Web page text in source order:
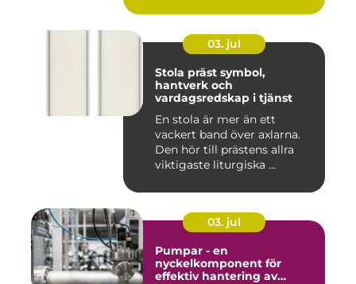
03. jul
Stola präst symbol,
hantverk och
vardagsredskap i tjänst
En stola är mer än ett
vackert band över axlarna.
Den hör till prästens allra
viktigaste liturgiska ...
03. jul
Pumpar - en
nyckelkomponent för
effektiv hantering av